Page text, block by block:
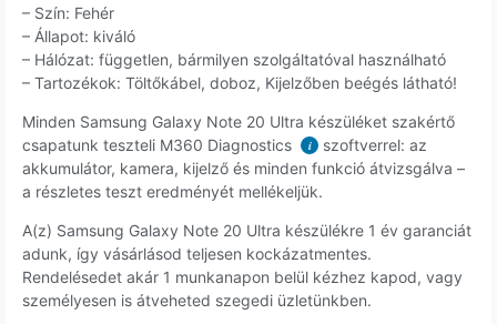
– Szín: Fehér
– Állapot: kiváló
– Hálózat: független, bármilyen szolgáltatóval használható
– Tartozékok: Töltőkábel, doboz, Kijelzőben beégés látható!
Minden Samsung Galaxy Note 20 Ultra készüléket szakértő
csapatunk teszteli M360 Diagnostics
i
szoftverrel: az
akkumulátor, kamera, kijelző és minden funkció átvizsgálva –
a részletes teszt eredményét mellékeljük.
A(z) Samsung Galaxy Note 20 Ultra készülékre 1 év garanciát
adunk, így vásárlásod teljesen kockázatmentes.
Rendelésedet akár 1 munkanapon belül kézhez kapod, vagy
személyesen is átveheted szegedi üzletünkben.